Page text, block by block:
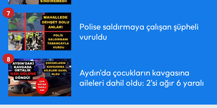
Polise saldırmaya çalışan şüpheli
vuruldu
7
Aydın'da çocukların kavgasına
aileleri dahil oldu: 2'si ağır 6 yaralı
8